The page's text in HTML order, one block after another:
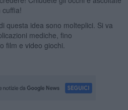
cuffia!
questa idea sono molteplici. Si va
mediche, fino
film e video giochi.